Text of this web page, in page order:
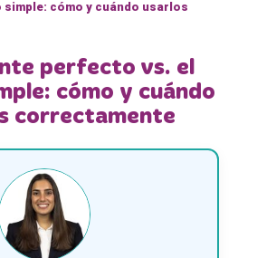
cómo y cuándo usarlos
perfecto vs. el
cómo y cuándo
correctamente